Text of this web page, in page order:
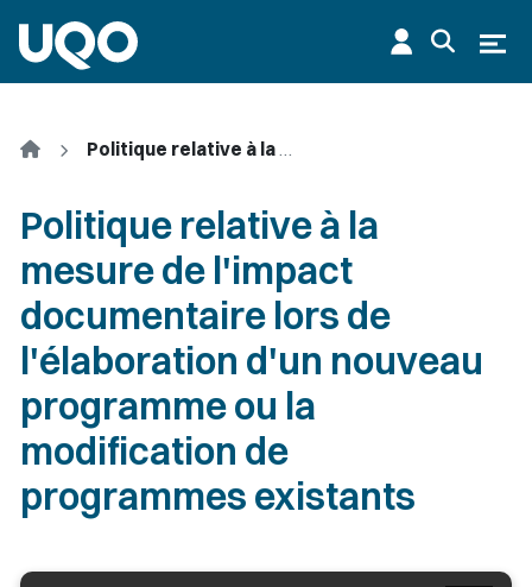
Accueil Politique relative à la mesure de l'impact documentaire lors de l'élaboration d'un nouveau programme ou la modification de programmes existants
Politique relative à la
mesure de l'impact
documentaire lors de
l'élaboration d'un nouveau
programme ou la
modification de
programmes existants